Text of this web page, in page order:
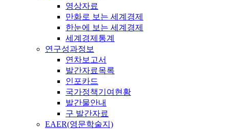
영상자료
만화로 보는 세계경제
한눈에 보는 세계경제
세계경제통계
연구성과정보
연차보고서
발간자료목록
인포카드
국가정책기여현황
발간물안내
구 발간자료
EAER(영문학술지)